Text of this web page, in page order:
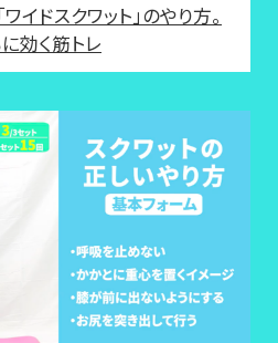
ドスクワット」のやり方。
効く筋トレ